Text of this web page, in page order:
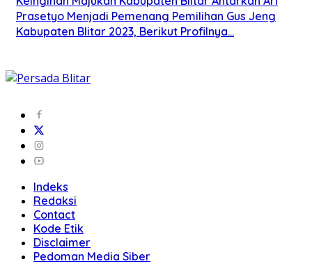
Prasetyo Menjadi Pemenang Pemilihan Gus Jeng
Kabupaten Blitar 2023, Berikut Profilnya…
Indeks
Redaksi
Contact
Kode Etik
Disclaimer
Pedoman Media Siber